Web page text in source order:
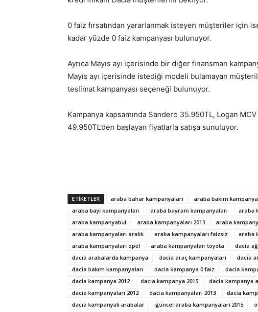
0 faiz fırsatından yararlanmak isteyen müşteriler için
kadar yüzde 0 faiz kampanyası bulunuyor.
Ayrıca Mayıs ayı içerisinde bir diğer finansman
Mayıs ayı içerisinde istediği modeli bulamayan
teslimat kampanyası seçeneği bulunuyor.
Kampanya kapsamında Sandero 35.950TL, Logan
49.950TL’den başlayan fiyatlarla satışa sunuluyor.
ETIKETLER araba bahar kampanyaları araba bakım
araba bayi kampanyaları
araba bayram kampanyaları araba
araba kampanyabul
araba kampanyaları 2013 araba
araba kampanyaları aralık
araba kampanyaları faizsiz araba
araba kampanyaları opel
araba kampanyaları toyota dacia
dacia arabalarda kampanya
dacia araç kampanyaları dacia
dacia bakım kampanyaları
dacia kampanya 0 faiz dacia
dacia kampanya 2012
dacia kampanya 2015 dacia kampanya
dacia kampanyaları 2012
dacia kampanyaları 2013 dacia
dacia kampanyalı arabalar
güncel araba kampanyaları 2015